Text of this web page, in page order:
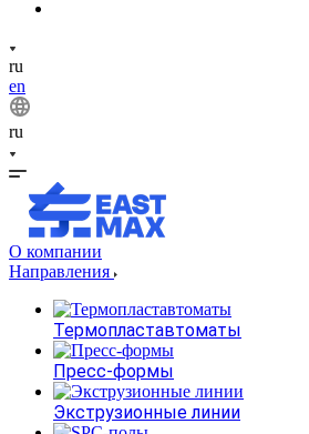
ru
en
ru
О компании
Направления
Термопластавтоматы
Пресс-формы
Экструзионные линии